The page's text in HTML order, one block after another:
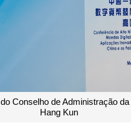
Conselho de Administração
Hang Kun